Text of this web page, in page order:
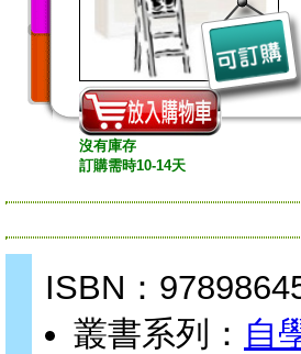
沒有庫存
訂購需時10-14天
ISBN：
叢書系列： 自